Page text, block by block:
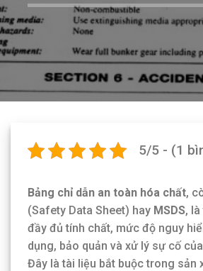
5/5 - (1
Bảng chỉ dẫn an toàn hóa chất,
(Safety Data Sheet) hay MSDS,
đầy đủ tính chất, mức độ nguy
dụng, bảo quản và xử lý sự cố
Đây là tài liệu bắt buộc trong sản